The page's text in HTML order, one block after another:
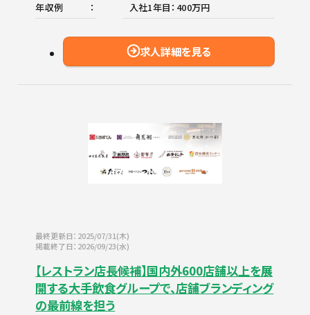
年収例
入社1年目：400万円
求人詳細を見る
最終更新日：2025/07/31(木)
掲載終了日：2026/09/23(水)
【レストラン店長候補】国内外600店舗以上を展
開する大手飲食グループで、店舗ブランディング
の最前線を担う